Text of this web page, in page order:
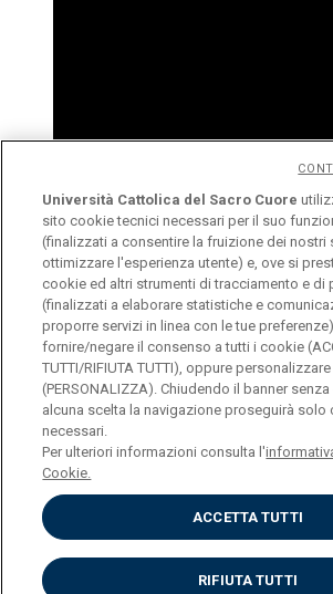
© Università Cattolica del Sacro Cuore
Largo A. Gemelli 1, 20123 Milano
Privacy
Cookies
Impostazione Cookies
Università Cattolica del Sacro Cuore
sito cookie tecnici necessari per il suo
(finalizzati a consentire la fruizione dei nostri
ottimizzare l'esperienza utente) e, ove si
cookie ed altri strumenti di tracciamento e di
(finalizzati a elaborare statistiche e
proporre servizi in linea con le tue
fornire/negare il consenso a tutti i cookie
TUTTI/RIFIUTA TUTTI), oppure
(PERSONALIZZA). Chiudendo il banner
alcuna scelta la navigazione proseguirà solo
necessari.
Per ulteriori informazioni consulta l'
Cookie.
ACCETTA TUTTI
RIFIUTA TUTTI